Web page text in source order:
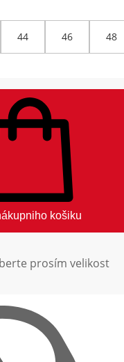
44 46 48
košiku
prosím velikost